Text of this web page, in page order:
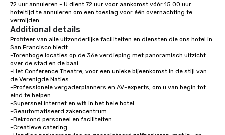
with different people
down at each venue
experiences not only
Lip Smacking Foodie
experiences can
72 uur annuleren - U dient 72 uur voor aankomst vóór 15.00 uur
hoteltijd te annuleren om een toeslag voor één overnachting te
vermijden.
Additional details
Profiteer van alle uitzonderlijke faciliteiten en diensten die ons hotel in
San Francisco biedt:
-Torenhoge locaties op de 36e verdieping met panoramisch uitzicht
over de stad en de baai
-Het Conference Theatre, voor een unieke bijeenkomst in de stijl van
de Verenigde Naties
-Professionele vergaderplanners en AV-experts, om u van begin tot
eind te helpen
-Supersnel internet en wifi in het hele hotel
-Geautomatiseerd zakencentrum
-Bekroond personeel en faciliteiten
-Creatieve catering